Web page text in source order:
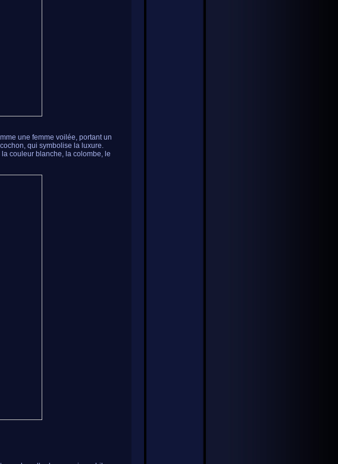
une femme voilée, portant un
qui symbolise la luxure.
couleur blanche, la colombe, le